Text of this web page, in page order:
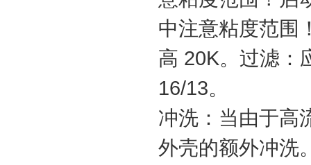
中注意粘度范围
高 20K。过滤：
冲洗：当由于­高
外壳的额